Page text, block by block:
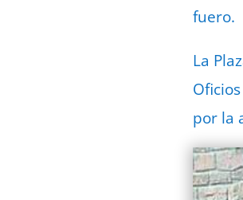
fuero.
La
por la